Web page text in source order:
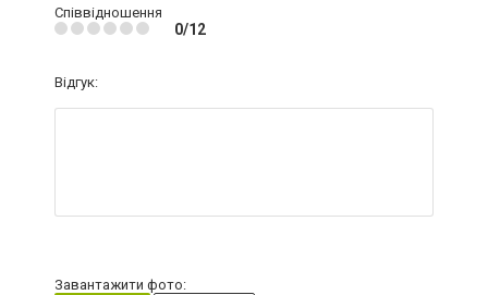
Співвідношення
0/12
Відгук:
Завантажити фото: